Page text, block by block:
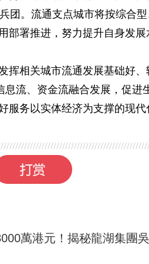
团。流通支点城市将按综合
部署推进，努力提升自身发
挥相关城市流通发展基础好
流、资金流融合发展，促进
务以实体经济为支撑的现代
萬港元！揭秘龍湖集團